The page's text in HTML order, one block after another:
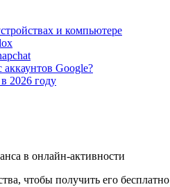
и компьютере
Google?
2026 году
в онлайн-активности
чтобы получить его бесплатно